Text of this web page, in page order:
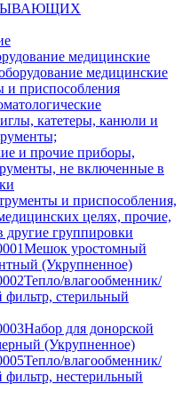
медицинские
медицинские
и приспособления
катетеры, канюли и
и прочие приборы,
не включенные в
и приспособления,
целях, прочие,
группировки
Мешок уростомный
(Укрупненное)
Тепло/влагообменник/
фильтр, стерильный
Набор для донорской
(Укрупненное)
Тепло/влагообменник/
фильтр, нестерильный